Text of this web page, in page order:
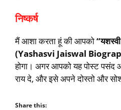
निष्‍कर्ष
मैं आशा करता हूं की आपको
(Yashasvi Jaiswal
होगा। अगर आपको यह पोस्ट
राय दे, और इसे अपने दोस्तो और
Share this: